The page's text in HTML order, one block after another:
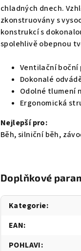
chladných dnech.
zkonstruovány s
konstrukcí s
spolehlivě obepnou
Ventilační boční
Dokonalé
Odolné tlumení
Ergonomická
Nejlepší pro:
Běh, silniční běh,
Doplňkové
Kategorie:
EAN:
POHLAVI: